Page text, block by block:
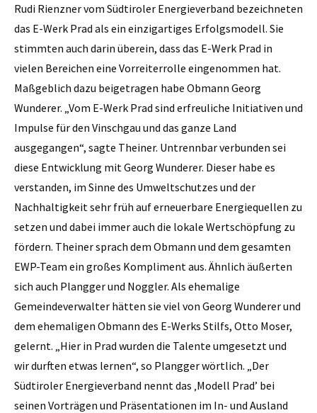
Rudi Rienzner vom Südtiroler Energieverband bezeichneten
das E-Werk Prad als ein einzigartiges Erfolgsmodell. Sie
stimmten auch darin überein, dass das E-Werk Prad in
vielen Bereichen eine Vorreiterrolle eingenommen hat.
Maßgeblich dazu beigetragen habe Obmann Georg
Wunderer. „Vom E-Werk Prad sind erfreuliche Initiativen und
Impulse für den Vinschgau und das ganze Land
ausgegangen“, ­sagte Theiner. Untrennbar verbunden sei
diese Entwicklung mit Georg Wunderer. Dieser habe es
verstanden, im Sinne des Umweltschutzes und der
Nachhaltigkeit sehr früh auf erneuerbare Energiequellen zu
setzen und dabei immer auch die lokale Wertschöpfung zu
fördern. Theiner sprach dem Obmann und dem gesamten
EWP-Team ein großes Kompliment aus. Ähnlich äußerten
sich auch Plangger und Noggler. Als ehemalige
Gemeindeverwalter hätten sie viel von Georg Wunderer und
dem ehe­maligen Obmann des E-Werks Stilfs, Otto Moser,
gelernt. „Hier in Prad wurden die Talente umgesetzt und
wir durften etwas lernen“, so Plangger wörtlich. „Der
Südtiroler Energieverband nennt das ‚Modell Prad’ bei
seinen Vorträgen und Präsentationen im In- und Ausland